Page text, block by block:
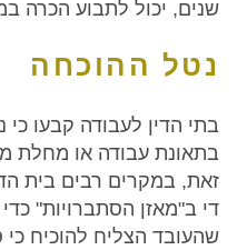
שנים, יכול לתבוע הכרה
נטל ההוכחה
בתי הדין לעבודה קבעו
בתאונת עבודה או מחלת
זאת, במקרים רבים בית
די ב"מאזן הסתברויות"
שהעובד הצליח להוכיח